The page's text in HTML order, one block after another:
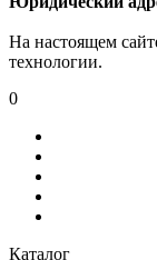
На настоящем
технологии.
0
Каталог